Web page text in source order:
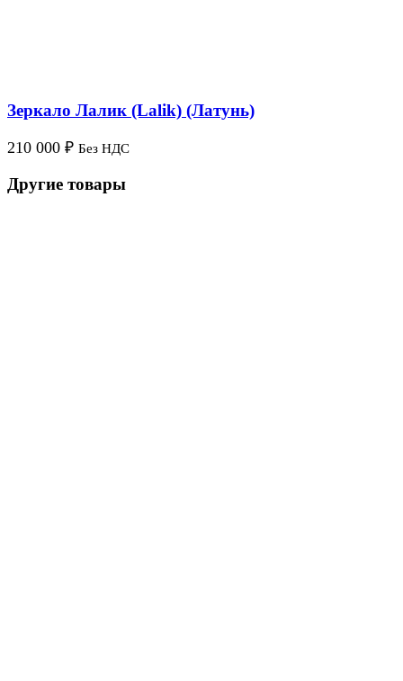
Зеркало Лалик (Lalik) (Латунь)
210 000 ₽ Без НДС
Другие товары